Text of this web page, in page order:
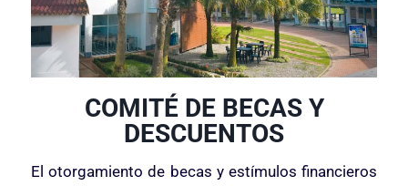
COMITÉ DE BECAS Y
DESCUENTOS​
El otorgamiento de becas y estímulos financieros